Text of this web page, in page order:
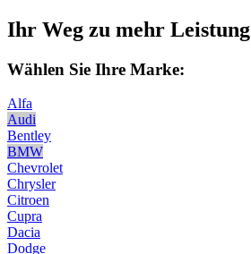
Ihr Weg zu mehr Leistung
Wählen Sie Ihre Marke:
Alfa
Audi
Bentley
BMW
Chevrolet
Chrysler
Citroen
Cupra
Dacia
Dodge